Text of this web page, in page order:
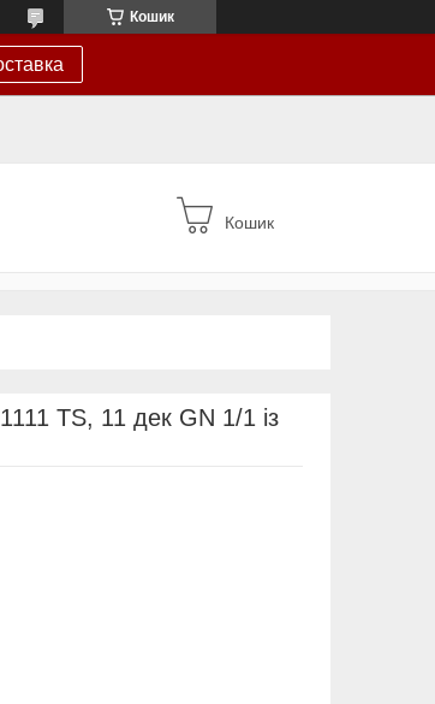
Кошик
Кошик
TS, 11 дек GN 1/1 із